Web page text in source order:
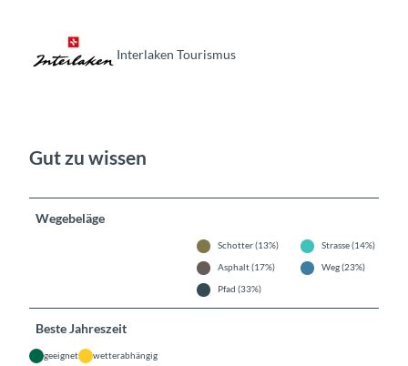
Interlaken Tourismus
Gut zu wissen
Wegebeläge
Schotter (13%)
Strasse (14%)
Asphalt (17%)
Weg (23%)
Pfad (33%)
Beste Jahreszeit
geeignet wetterabhängig